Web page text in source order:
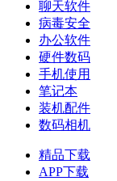
聊天软件
病毒安全
办公软件
硬件数码
手机使用
笔记本
装机配件
数码相机
精品下载
APP下载